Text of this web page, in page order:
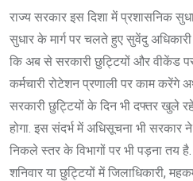
राज्य सरकार इस दिशा में प्रशासनिक
सुधार के मार्ग पर चलते हुए सुवेंदु
कि अब से सरकारी छुट्टियों और वीकेंड
कर्मचारी रोटेशन प्रणाली पर काम करेंगे
सरकारी छुट्टियों के दिन भी दफ्तर खुले
होगा. इस संदर्भ में अधिसूचना भी सरकार
निकले स्तर के विभागों पर भी पड़ना तय
शनिवार या छुट्टियों में जिलाधिकारी,